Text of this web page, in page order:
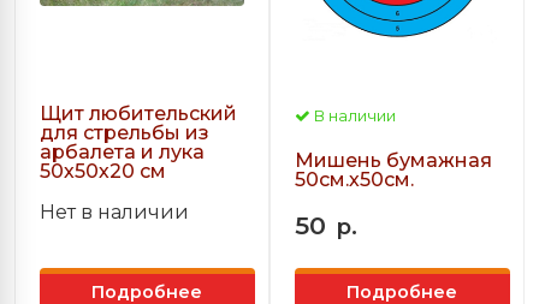
Щит любительский
для стрельбы из
арбалета и лука
50х50х20 см
Нет в наличии
Подробнее
В наличии
Мишень бумажная
50см.х50см.
50 р.
Подробнее